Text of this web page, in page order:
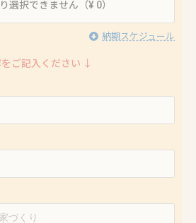
選択できません（¥ 0）
納期スケジュール
ご記入ください ↓